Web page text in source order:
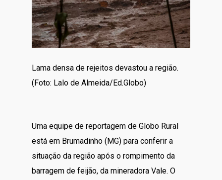
Lama densa de rejeitos devastou a região.
(Foto: Lalo de Almeida/Ed.Globo)
Uma equipe de reportagem de Globo Rural
está em Brumadinho (MG) para conferir a
situação da região após o rompimento da
barragem de feijão, da mineradora Vale. O